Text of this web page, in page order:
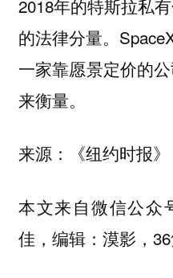
2018年的特斯拉私
的法律分量。
一家靠愿景定价的
来衡量。
来源：《纽约时报》
本文来自微信公众
佳，编辑：漠影，36